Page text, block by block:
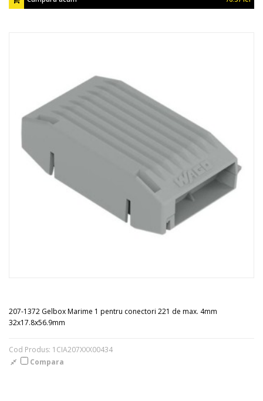
207-1372 Gelbox Marime 1 pentru conectori 221 de max. 4mm
32x17.8x56.9mm
Cod Produs: 1CIA207XXX00434
Compara